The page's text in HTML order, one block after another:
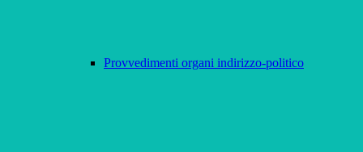
Provvedimenti organi indirizzo-politico